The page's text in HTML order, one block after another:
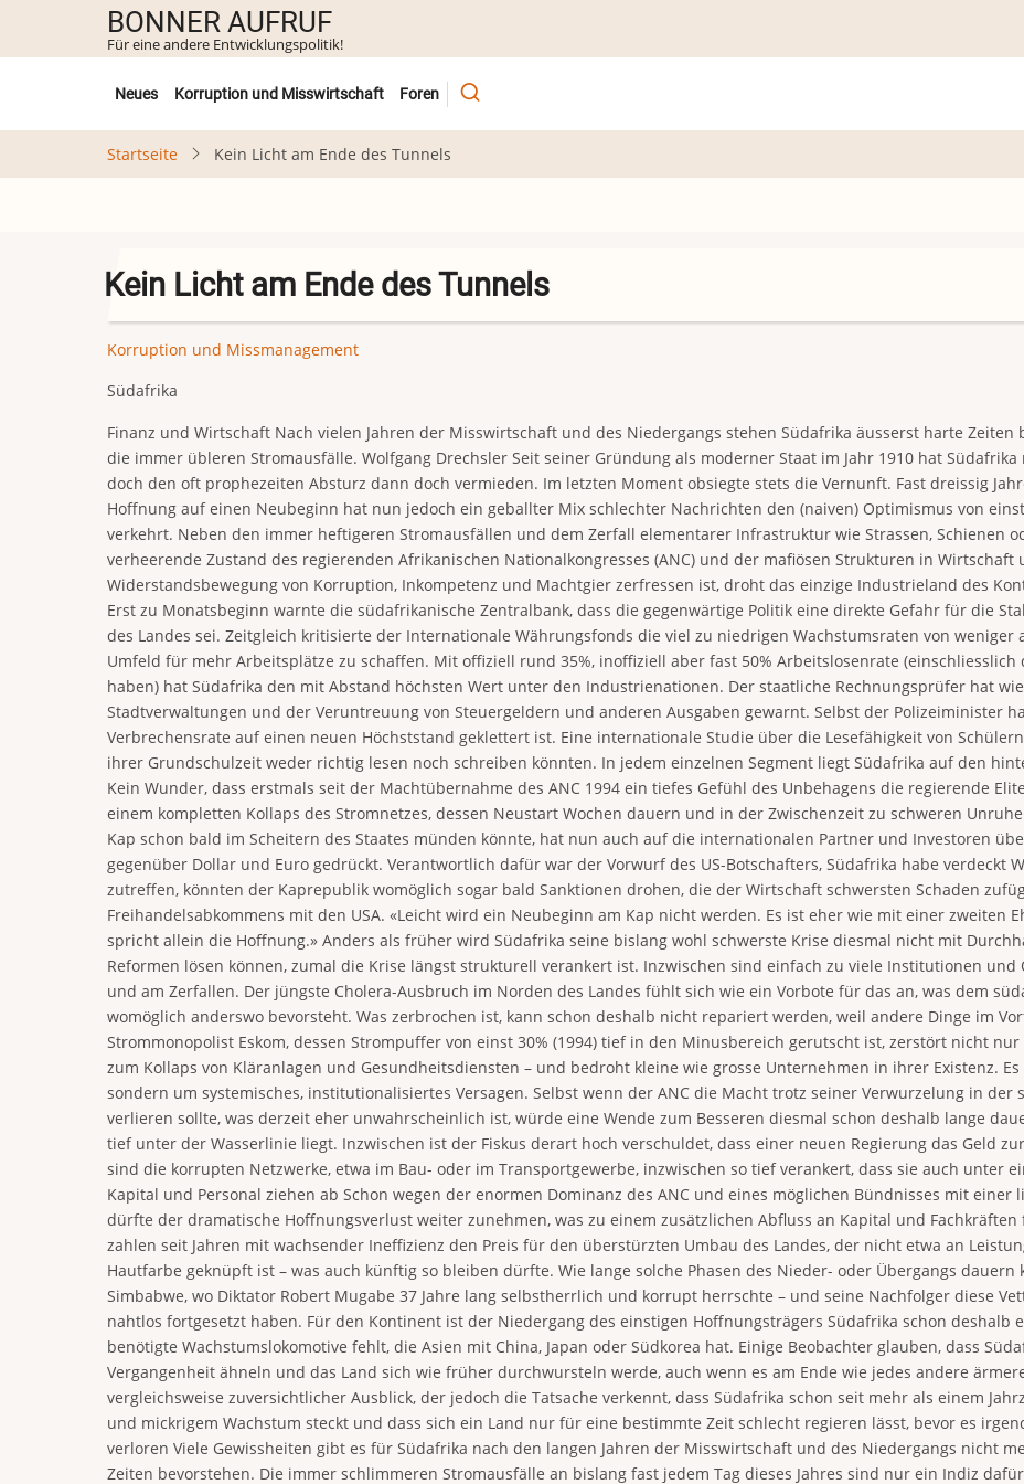
Inhalt
BONNER AUFRUF
Für eine andere Entwicklungspolitik!
Untermenü
Neues Korruption und Misswirtschaft Foren
Startseite Kein Licht am Ende des Tunnels
Kein Licht am Ende des Tunnels
Korruption und Missmanagement
Südafrika
Finanz und Wirtschaft Nach vielen Jahren der Misswirtschaft und des Niedergangs stehen Südafrika äusserst harte
die immer übleren Stromausfälle. Wolfgang Drechsler Seit seiner Gründung als moderner Staat im Jahr 1910 hat
doch den oft prophezeiten Absturz dann doch vermieden. Im letzten Moment obsiegte stets die Vernunft. Fast dreissig
Hoffnung auf einen Neubeginn hat nun jedoch ein geballter Mix schlechter Nachrichten den (naiven) Optimismus von
verkehrt. Neben den immer heftigeren Stromausfällen und dem Zerfall elementarer Infrastruktur wie Strassen, Schienen
verheerende Zustand des regierenden Afrikanischen Nationalkongresses (ANC) und der mafiösen Strukturen in
Widerstandsbewegung von Korruption, Inkompetenz und Machtgier zerfressen ist, droht das einzige Industrieland des
Erst zu Monatsbeginn warnte die südafrikanische Zentralbank, dass die gegenwärtige Politik eine direkte Gefahr für die
des Landes sei. Zeitgleich kritisierte der Internationale Währungsfonds die viel zu niedrigen Wachstumsraten von weniger
Umfeld für mehr Arbeitsplätze zu schaffen. Mit offiziell rund 35%, inoffiziell aber fast 50% Arbeitslosenrate
haben) hat Südafrika den mit Abstand höchsten Wert unter den Industrienationen. Der staatliche Rechnungsprüfer hat
Stadtverwaltungen und der Veruntreuung von Steuergeldern und anderen Ausgaben gewarnt. Selbst der Polizeiminister
Verbrechensrate auf einen neuen Höchststand geklettert ist. Eine internationale Studie über die Lesefähigkeit von
ihrer Grundschulzeit weder richtig lesen noch schreiben könnten. In jedem einzelnen Segment liegt Südafrika auf den
Kein Wunder, dass erstmals seit der Machtübernahme des ANC 1994 ein tiefes Gefühl des Unbehagens die regierende
einem kompletten Kollaps des Stromnetzes, dessen Neustart Wochen dauern und in der Zwischenzeit zu schweren
Kap schon bald im Scheitern des Staates münden könnte, hat nun auch auf die internationalen Partner und Investoren
gegenüber Dollar und Euro gedrückt. Verantwortlich dafür war der Vorwurf des US-Botschafters, Südafrika habe verdeckt
zutreffen, könnten der Kaprepublik womöglich sogar bald Sanktionen drohen, die der Wirtschaft schwersten Schaden
Freihandelsabkommens mit den USA. «Leicht wird ein Neubeginn am Kap nicht werden. Es ist eher wie mit einer zweiten
spricht allein die Hoffnung.» Anders als früher wird Südafrika seine bislang wohl schwerste Krise diesmal nicht mit
Reformen lösen können, zumal die Krise längst strukturell verankert ist. Inzwischen sind einfach zu viele Institutionen
und am Zerfallen. Der jüngste Cholera-Ausbruch im Norden des Landes fühlt sich wie ein Vorbote für das an, was dem
womöglich anderswo bevorsteht. Was zerbrochen ist, kann schon deshalb nicht repariert werden, weil andere Dinge im
Strommonopolist Eskom, dessen Strompuffer von einst 30% (1994) tief in den Minusbereich gerutscht ist, zerstört nicht
zum Kollaps von Kläranlagen und Gesundheitsdiensten – und bedroht kleine wie grosse Unternehmen in ihrer Existenz.
sondern um systemisches, institutionalisiertes Versagen. Selbst wenn der ANC die Macht trotz seiner Verwurzelung in der
verlieren sollte, was derzeit eher unwahrscheinlich ist, würde eine Wende zum Besseren diesmal schon deshalb lange
tief unter der Wasserlinie liegt. Inzwischen ist der Fiskus derart hoch verschuldet, dass einer neuen Regierung das Geld
sind die korrupten Netzwerke, etwa im Bau- oder im Transportgewerbe, inzwischen so tief verankert, dass sie auch unter
Kapital und Personal ziehen ab Schon wegen der enormen Dominanz des ANC und eines möglichen Bündnisses mit einer
dürfte der dramatische Hoffnungsverlust weiter zunehmen, was zu einem zusätzlichen Abfluss an Kapital und
zahlen seit Jahren mit wachsender Ineffizienz den Preis für den überstürzten Umbau des Landes, der nicht etwa an
Hautfarbe geknüpft ist – was auch künftig so bleiben dürfte. Wie lange solche Phasen des Nieder- oder Übergangs dauern
Simbabwe, wo Diktator Robert Mugabe 37 Jahre lang selbstherrlich und korrupt herrschte – und seine Nachfolger diese
nahtlos fortgesetzt haben. Für den Kontinent ist der Niedergang des einstigen Hoffnungsträgers Südafrika schon deshalb
benötigte Wachstumslokomotive fehlt, die Asien mit China, Japan oder Südkorea hat. Einige Beobachter glauben, dass
Vergangenheit ähneln und das Land sich wie früher durchwursteln werde, auch wenn es am Ende wie jedes andere
vergleichsweise zuversichtlicher Ausblick, der jedoch die Tatsache verkennt, dass Südafrika schon seit mehr als einem
und mickrigem Wachstum steckt und dass sich ein Land nur für eine bestimmte Zeit schlecht regieren lässt, bevor es
verloren Viele Gewissheiten gibt es für Südafrika nach den langen Jahren der Misswirtschaft und des Niedergangs nicht
Zeiten bevorstehen. Die immer schlimmeren Stromausfälle an bislang fast jedem Tag dieses Jahres sind nur ein Indiz